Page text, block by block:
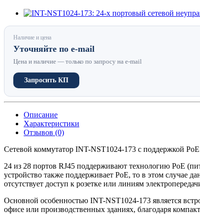
Наличие и цена
Уточняйте по e-mail
Цена и наличие — только по запросу на e-mail
Запросить КП
Описание
Характеристики
Отзывов (0)
Сетевой коммутатор INT-NST1024-173 c поддержкой
24 из 28 портов RJ45 поддерживают технологию PoE
устройство также поддерживает PoE, то в этом случае
отсутствует доступ к розетке или линиям
Основной особенностью INT-NST1024-173 является
офисе или производственных зданиях, благодаря